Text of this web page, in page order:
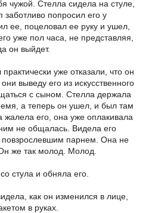
чужой. Стелла сидела на стуле,
попросил его у
ее, поцеловал ее руку и ушел,
уже пол часа, не представляя,
он выйдет.
уже отказали, что он
выведу его из искусственного
с сыном. Стелла держала
а теперь он ушел, и был там
его, она уже оплакивала
не общалась. Видела его
повзрослевшим парнем. Она не
же так молод. Молод.
стула и обняла его.
как он изменился в лице,
в руках.